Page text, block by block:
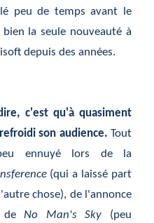
peu de temps avant le
la seule nouveauté à
depuis des années.
c'est qu'à quasiment
son audience. Tout
ennuyé lors de la
(qui a laissé part
chose), de l'annonce
deNo Man's Sky (peu